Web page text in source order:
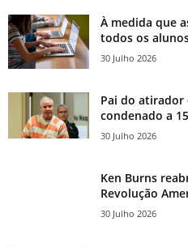
À medida que
todos os
30 Julho 2026
Pai do atirador
condenado a
30 Julho 2026
Ken Burns
Revolução
30 Julho 2026